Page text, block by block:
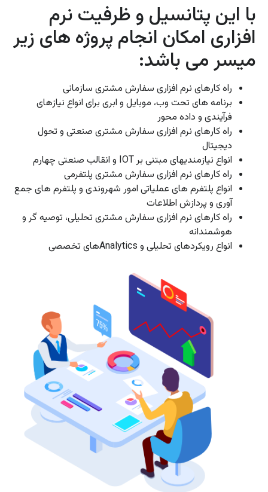
با این پتانسیل و ظرفیت نرم
افزاری امکان انجام پروژه های زیر
میسر می باشد:
راه کارهای نرم افزاری سفارش مشتری سازمانی
برنامه های تحت وب، موبایل و ابری برای انواع نیازهای
فرآیندی و داده محور
راه کارهای نرم افزاری سفارش مشتری صنعتی و تحول
دیجیتال
انواع نیازمندیهای مبتنی بر IOT و انقالب صنعتی چهارم
راه کارهای نرم افزاری سفارش مشتری پلتفرمی
انواع پلتفرم های عملیاتی امور شهروندی و پلتفرم های جمع
آوری و پردازش اطلاعات
راه کارهای نرم افزاری سفارش مشتری تحلیلی، توصیه گر و
هوشمندانه
انواع رویکردهای تحلیلی و Analyticsهای تخصصی